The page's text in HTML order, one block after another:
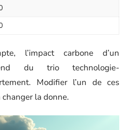
l’impact carbone d’un
du trio technologie-
Modifier l’un de ces
changer la donne.